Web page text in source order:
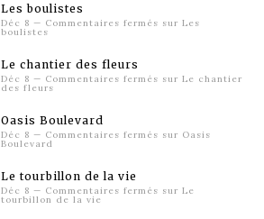
Les boulistes
Déc 8 — Commentaires fermés sur Les
boulistes
Le chantier des fleurs
Déc 8 — Commentaires fermés sur Le chantier
des fleurs
Oasis Boulevard
Déc 8 — Commentaires fermés sur Oasis
Boulevard
Le tourbillon de la vie
Déc 8 — Commentaires fermés sur Le
tourbillon de la vie